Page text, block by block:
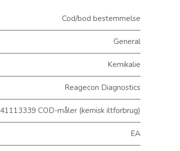
Cod/bod bestemmelse
General
Kemikalie
Reagecon Diagnostics
41113339 COD-måler (kemisk iltforbrug)
EA